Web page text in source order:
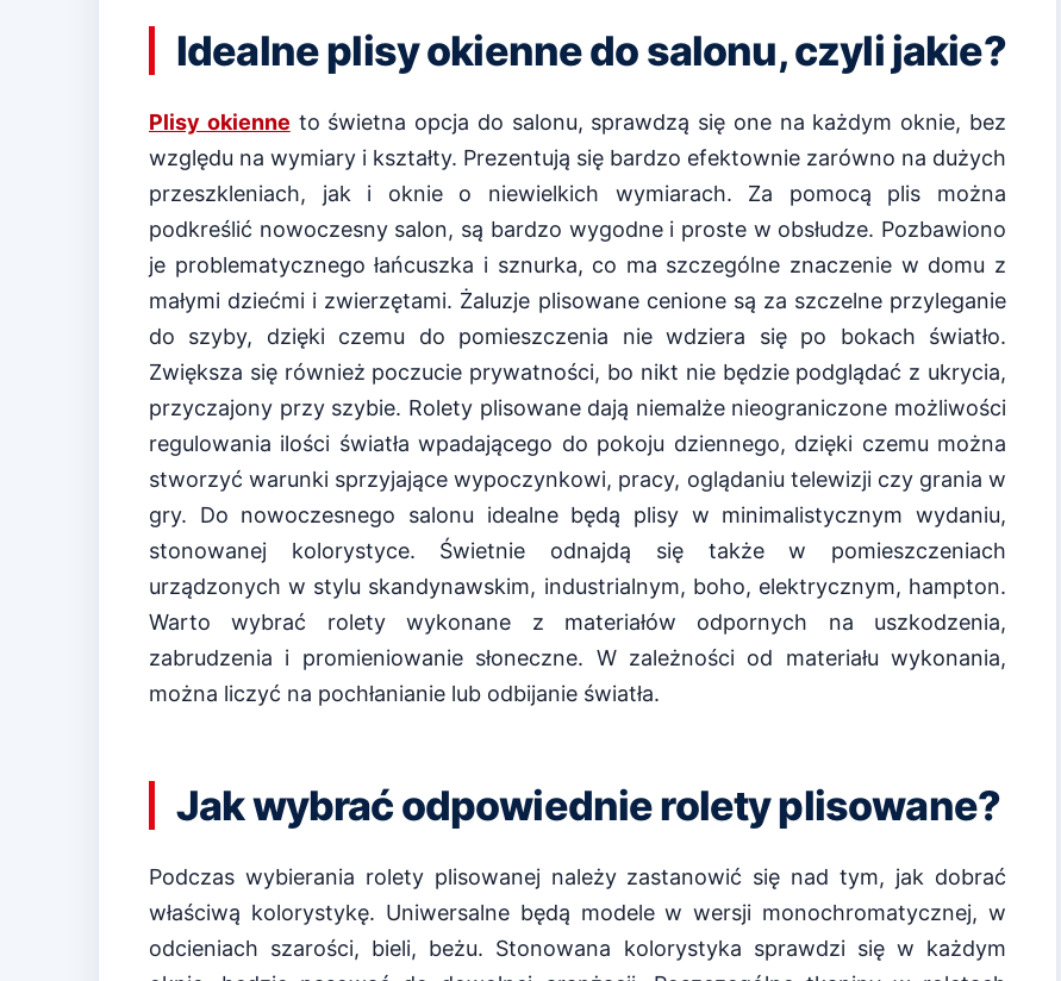
Idealne plisy okienne do salonu, czyli jakie?
Plisy okienne to świetna opcja do salonu, sprawdzą się one na każdym oknie, bez
względu na wymiary i kształty. Prezentują się bardzo efektownie zarówno na dużych
przeszkleniach, jak i oknie o niewielkich wymiarach. Za pomocą plis można
podkreślić nowoczesny salon, są bardzo wygodne i proste w obsłudze. Pozbawiono
je problematycznego łańcuszka i sznurka, co ma szczególne znaczenie w domu z
małymi dziećmi i zwierzętami. Żaluzje plisowane cenione są za szczelne przyleganie
do szyby, dzięki czemu do pomieszczenia nie wdziera się po bokach światło.
Zwiększa się również poczucie prywatności, bo nikt nie będzie podglądać z ukrycia,
przyczajony przy szybie. Rolety plisowane dają niemalże nieograniczone możliwości
regulowania ilości światła wpadającego do pokoju dziennego, dzięki czemu można
stworzyć warunki sprzyjające wypoczynkowi, pracy, oglądaniu telewizji czy grania w
gry. Do nowoczesnego salonu idealne będą plisy w minimalistycznym wydaniu,
stonowanej kolorystyce. Świetnie odnajdą się także w pomieszczeniach
urządzonych w stylu skandynawskim, industrialnym, boho, elektrycznym, hampton.
Warto wybrać rolety wykonane z materiałów odpornych na uszkodzenia,
zabrudzenia i promieniowanie słoneczne. W zależności od materiału wykonania,
można liczyć na pochłanianie lub odbijanie światła.
Jak wybrać odpowiednie rolety plisowane?
Podczas wybierania rolety plisowanej należy zastanowić się nad tym, jak dobrać
właściwą kolorystykę. Uniwersalne będą modele w wersji monochromatycznej, w
odcieniach szarości, bieli, beżu. Stonowana kolorystyka sprawdzi się w każdym